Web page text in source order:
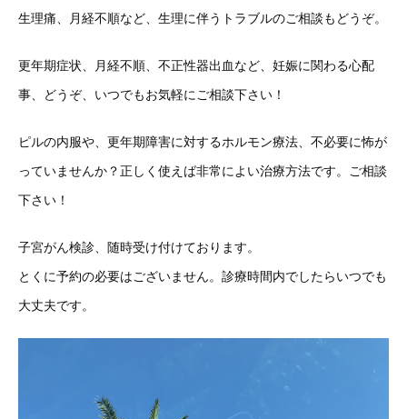
生理痛、月経不順など、生理に伴うトラブルのご相談もどうぞ。
更年期症状、月経不順、不正性器出血など、妊娠に関わる心配
事、どうぞ、いつでもお気軽にご相談下さい！
ピルの内服や、更年期障害に対するホルモン療法、不必要に怖が
っていませんか？正しく使えば非常によい治療方法です。ご相談
下さい！
子宮がん検診、随時受け付けております。
とくに予約の必要はございません。診療時間内でしたらいつでも
大丈夫です。